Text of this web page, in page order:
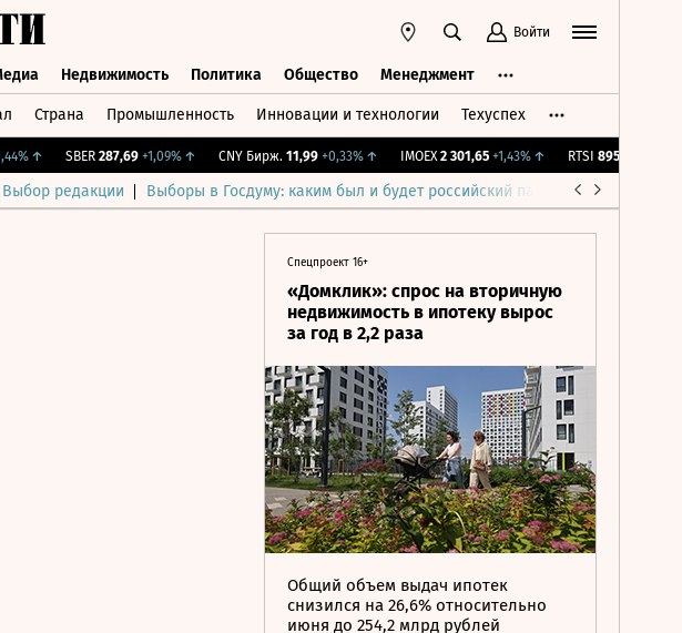
Войти
Недвижимость Политика Общество Менеджмент
Страна Промышленность Инновации и технологии Техуспех
↑ SBER 287,69 +1,09%↑ CNY Бирж. 11,99 +0,33%↑ IMOEX 2 301,65 +1,43%↑ RTSI 895,93
Выбор редакции Выборы в Госдуму: каким был и будет российский парламент
Спецпроект 16+
«Домклик»: спрос на вторичную
недвижимость в ипотеку вырос
за год в 2,2 раза
Общий объем выдач ипотек
снизился на 26,6% относительно
июня до 254,2 млрд рублей